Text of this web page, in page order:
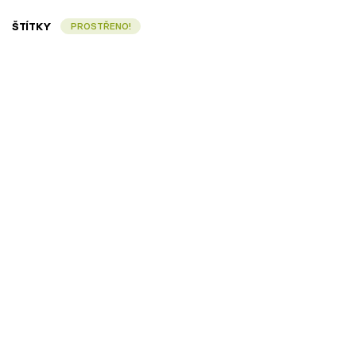
ŠTÍTKY PROSTŘENO!